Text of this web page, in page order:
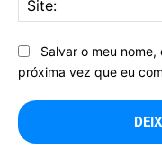
Salvar o meu
próxima vez que eu